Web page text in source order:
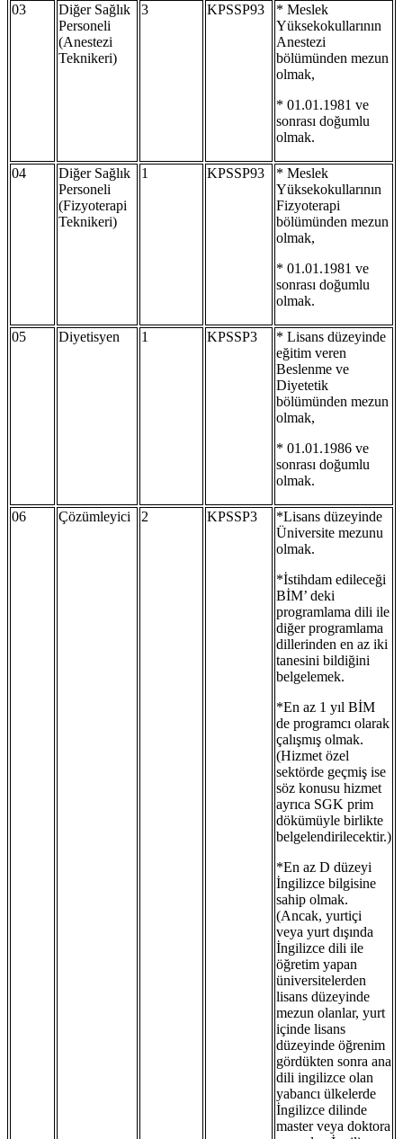
03
Diğer Sağlık
Personeli
(Anestezi
Teknikeri)
3 KPSSP93
* Meslek
Yüksekokullarının
Anestezi
bölümünden mezun
olmak,
* 01.01.1981 ve
sonrası doğumlu
olmak.
04
Diğer Sağlık
Personeli
(Fizyoterapi
Teknikeri)
1 KPSSP93
* Meslek
Yüksekokullarının
Fizyoterapi
bölümünden mezun
olmak,
* 01.01.1981 ve
sonrası doğumlu
olmak.
05 Diyetisyen 1 KPSSP3
* Lisans düzeyinde
eğitim veren
Beslenme ve
Diyetetik
bölümünden mezun
olmak,
* 01.01.1986 ve
sonrası doğumlu
olmak.
06 Çözümleyici 2 KPSSP3
*Lisans düzeyinde
Üniversite mezunu
olmak.
*İstihdam edileceği
BİM’ deki
programlama dili ile
diğer programlama
dillerinden en az iki
tanesini bildiğini
belgelemek.
*En az 1 yıl BİM
de programcı olarak
çalışmış olmak.
(Hizmet özel
sektörde geçmiş ise
söz konusu hizmet
ayrıca SGK prim
dökümüyle birlikte
belgelendirilecektir.)
*En az D düzeyi
İngilizce bilgisine
sahip olmak.
(Ancak, yurtiçi
veya yurt dışında
İngilizce dili ile
öğretim yapan
üniversitelerden
lisans düzeyinde
mezun olanlar, yurt
içinde lisans
düzeyinde öğrenim
gördükten sonra ana
dili ingilizce olan
yabancı ülkelerde
İngilizce dilinde
master veya doktora